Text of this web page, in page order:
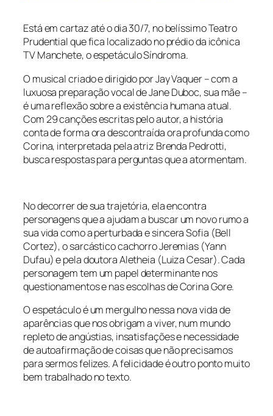
Está em cartaz até o dia 30/7, no belíssimo Teatro
Prudential que fica localizado no prédio da icônica
TV Manchete, o espetáculo Síndroma.
O musical criado e dirigido por Jay Vaquer – com a
luxuosa preparação vocal de Jane Duboc, sua mãe –
é uma reflexão sobre a existência humana atual.
Com 29 canções escritas pelo autor, a história
conta de forma ora descontraída ora profunda como
Corina, interpretada pela atriz Brenda Pedrotti,
busca respostas para perguntas que a atormentam.
No decorrer de sua trajetória, ela encontra
personagens que a ajudam a buscar um novo rumo a
sua vida como a perturbada e sincera Sofia (Bell
Cortez), o sarcástico cachorro Jeremias (Yann
Dufau) e pela doutora Aletheia (Luiza Cesar). Cada
personagem tem um papel determinante nos
questionamentos e nas escolhas de Corina Gore.
O espetáculo é um mergulho nessa nova vida de
aparências que nos obrigam a viver, num mundo
repleto de angústias, insatisfações e necessidade
de autoafirmação de coisas que não precisamos
para sermos felizes. A felicidade é outro ponto muito
bem trabalhado no texto.